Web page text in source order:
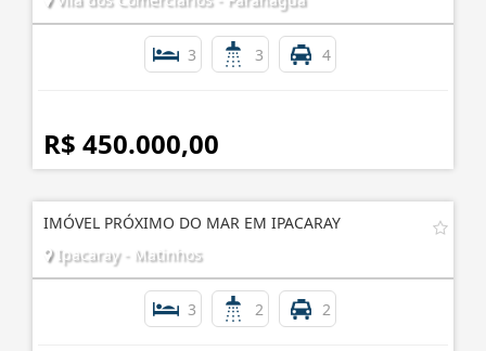
3 3 4
R$ 450.000,00
IMÓVEL PRÓXIMO DO MAR EM IPACARAY
Ipacaray - Matinhos
3 2 2